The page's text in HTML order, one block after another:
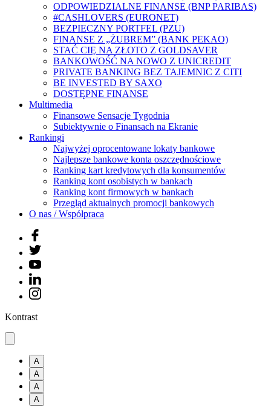
ODPOWIEDZIALNE FINANSE (BNP PARIBAS)
#CASHLOVERS (EURONET)
BEZPIECZNY PORTFEL (PZU)
FINANSE Z „ŻUBREM” (BANK PEKAO)
STAĆ CIĘ NA ZŁOTO Z GOLDSAVER
BANKOWOŚĆ NA NOWO Z UNICREDIT
PRIVATE BANKING BEZ TAJEMNIC Z CITI
BE INVESTED BY SAXO
DOSTĘPNE FINANSE
Multimedia
Finansowe Sensacje Tygodnia
Subiektywnie o Finansach na Ekranie
Rankingi
Najwyżej oprocentowane lokaty bankowe
Najlepsze bankowe konta oszczędnościowe
Ranking kart kredytowych dla konsumentów
Ranking kont osobistych w bankach
Ranking kont firmowych w bankach
Przegląd aktualnych promocji bankowych
O nas / Współpraca
Kontrast
A
A
A
A